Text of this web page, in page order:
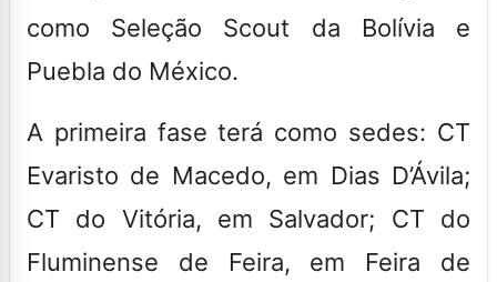
como Seleção Scout da Bolívia e
Puebla do México.
A primeira fase terá como sedes: CT
Evaristo de Macedo, em Dias D’Ávila;
CT do Vitória, em Salvador; CT do
Fluminense de Feira, em Feira de